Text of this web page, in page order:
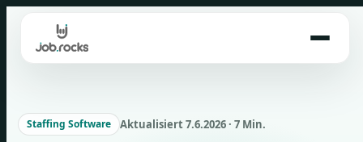
content
Staffing Software Aktualisiert 7.6.2026 · 7 Min.